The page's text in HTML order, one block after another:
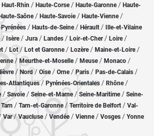
Haut-Rhin / Haute-Corse/ Haute-Garonne/ Haute-
Haute-Saône/ Haute-Savoie/ Haute-Vienne/
/ Hauts-de-Seine/ Hérault / Ille-et-Vilaine
/ Isère/ Jura / Landes / Loir-et-Cher/ Loire/
/ Lot/ Lot et Garonne/ Lozère / Maine-et-Loire/
/ Meurthe-et-Moselle/ Meuse/ Monaco /
/ Nord/ Oise / Orne/Paris / Pas-de-Calais /
Atlantiques / Pyrénées-Orientales / Rhône/
/ Savoie/ Seine-et-Marne/ Seine-Maritime/ Seine-
Tarn / Tarn-et-Garonne/Territoire de Belfort / Val-
Var/Vaucluse/ Vendée/ Vienne/ Vosges / Yonne